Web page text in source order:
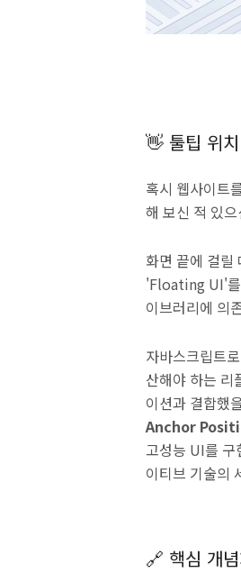
👋 툴팁 위
혹시 웹사이트
해 보신 적 있
화면 끝에 걸릴
'Floating UI'를
이브러리에 의
자바스크립트
산해야 하는 리
이션과 결합했
Anchor
고성능 UI를 구
이티브 기술의
🔗 핵심 개